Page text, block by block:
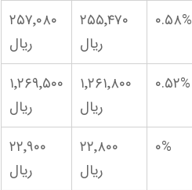
۰.۵۸%
۲۵۵٬۴۷۰
ریال
۲۵۷٬۰۸۰
ریال
۰.۵۲%
۱٬۲۶۱٬۸۰۰
ریال
۱٬۲۶۹٬۵۰۰
ریال
۰%
۲۲٬۸۰۰
ریال
۲۲٬۹۰۰
ریال